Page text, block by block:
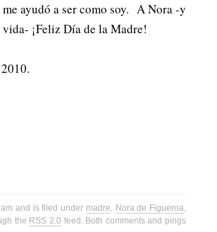
ayudó a ser como soy. A Nora -y
¡Feliz Día de la Madre!
and is filed under madre, Nora de Figueroa,
the RSS 2.0 feed. Both comments and pings